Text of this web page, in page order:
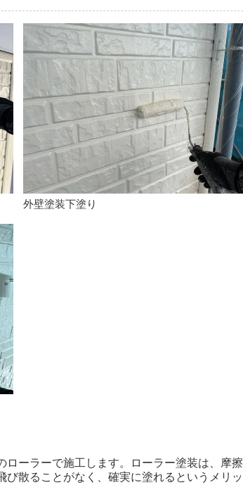
外壁塗装下塗り
ーラーで施工します。ローラー塗装は、摩擦
散ることがなく、確実に塗れるというメリッ